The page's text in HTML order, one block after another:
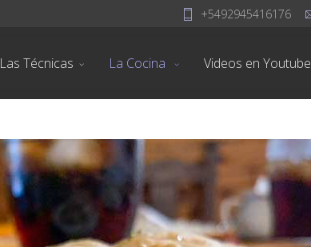
+5492945416176
Las Técnicas La Cocina Videos en Youtube